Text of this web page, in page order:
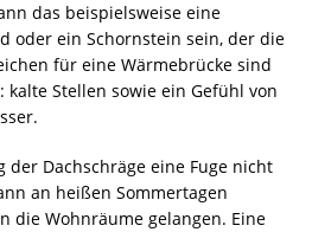
das beispielsweise eine
oder ein Schornstein sein, der die
für eine Wärmebrücke sind
Stellen sowie ein Gefühl von
Dachschräge eine Fuge nicht
an heißen Sommertagen
die Wohnräume gelangen. Eine